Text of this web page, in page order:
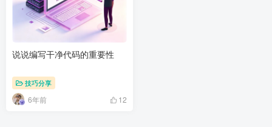
说说编写干净代码的重要性
技巧分享
6年前 12